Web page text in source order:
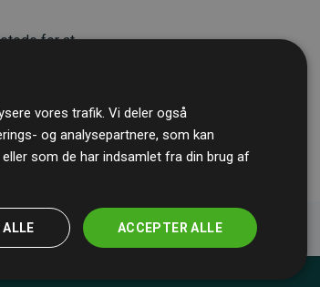
for at
estimerede
vores trafik. Vi deler også
og analysepartnere, som kan
som de har indsamlet fra din brug af
ACCEPTER ALLE